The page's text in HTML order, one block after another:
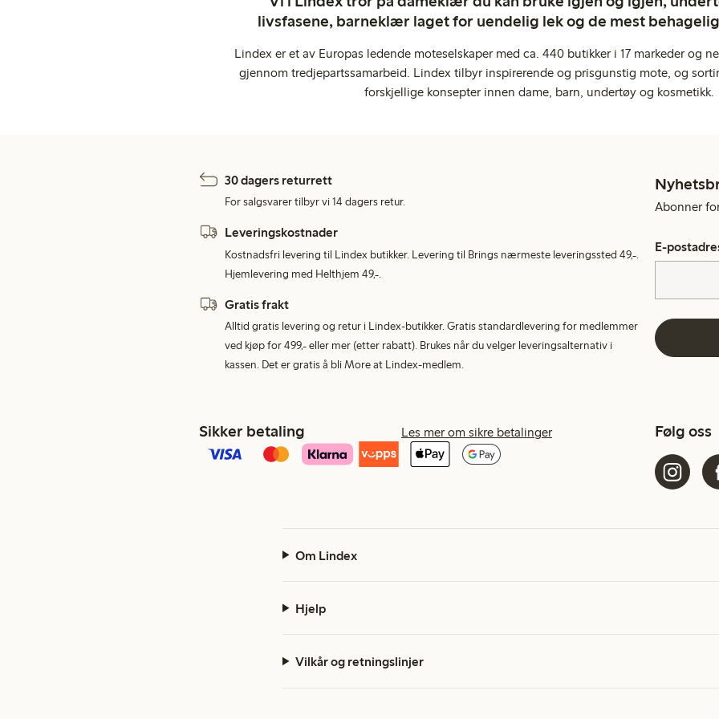
livsfasene, barneklær laget for uendelig lek og de mest
Lindex er et av Europas ledende moteselskaper med ca. 440 butikker i 17 markeder og
gjennom tredjepartssamarbeid. Lindex tilbyr inspirerende og prisgunstig mote, og
forskjellige konsepter innen dame, barn, undertøy og kosmetikk.
30 dagers returrett
For salgsvarer tilbyr vi 14 dagers retur.
Leveringskostnader
Kostnadsfri levering til Lindex butikker. Levering til Brings nærmeste leveringssted 49,-.
Hjemlevering med Helthjem 49,-.
Gratis frakt
Alltid gratis levering og retur i Lindex-butikker. Gratis standardlevering for medlemmer
ved kjøp for 499,- eller mer (etter rabatt). Brukes når du velger leveringsalternativ i
kassen. Det er gratis å bli More at Lindex-medlem.
Abonner
E-
Sikker betaling Les mer om sikre betalinger Følg oss
Om Lindex
Hjelp
Vilkår og retningslinjer